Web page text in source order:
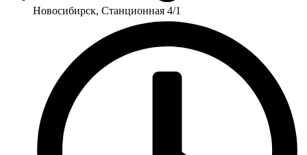
Новосибирск, Станционная 4/1